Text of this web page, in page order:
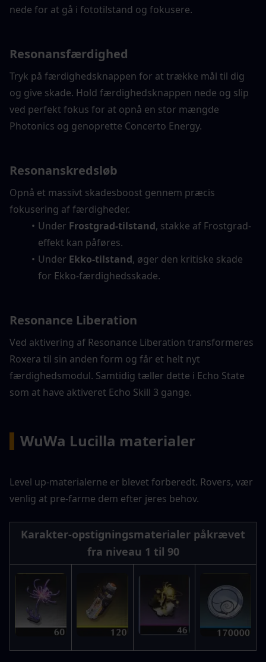
nede for at gå i fototilstand og fokusere.
Resonansfærdighed
Tryk på færdighedsknappen for at trække mål til dig
og give skade. Hold færdighedsknappen nede og slip
ved perfekt fokus for at opnå en stor mængde
Photonics og genoprette Concerto Energy.
Resonanskredsløb
Opnå et massivt skadesboost gennem præcis
fokusering af færdigheder.
Under Frostgrad-tilstand, stakke af Frostgrad-
effekt kan påføres.
Under Ekko-tilstand, øger den kritiske skade
for Ekko-færdighedsskade.
Resonance Liberation
Ved aktivering af Resonance Liberation transformeres
Roxera til sin anden form og får et helt nyt
færdighedsmodul. Samtidig tæller dette i Echo State
som at have aktiveret Echo Skill 3 gange.
WuWa Lucilla materialer
Level up-materialerne er blevet forberedt. Rovers, vær
venlig at pre-farme dem efter jeres behov.
Karakter-opstigningsmaterialer påkrævet
fra niveau 1 til 90